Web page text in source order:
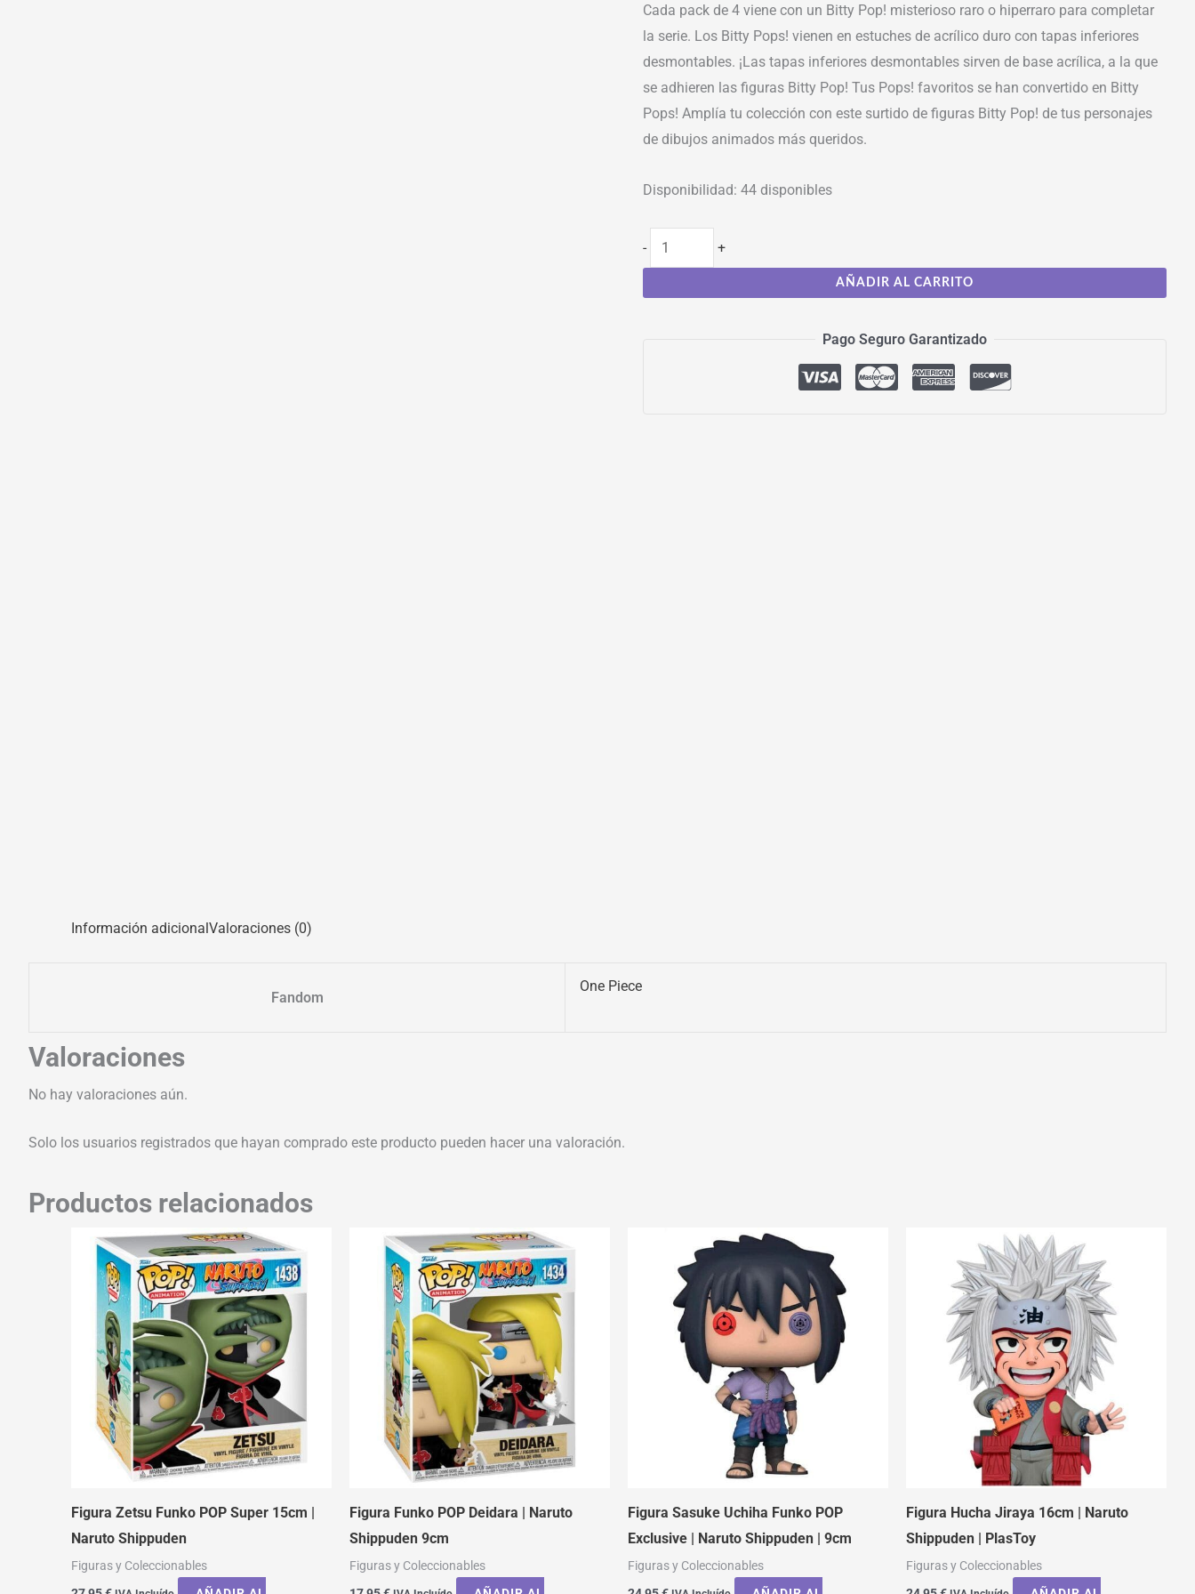
Cada pack de 4 viene con un Bitty Pop! misterioso raro o hiperraro para completar
la serie. Los Bitty Pops! vienen en estuches de acrílico duro con tapas inferiores
desmontables. ¡Las tapas inferiores desmontables sirven de base acrílica, a la que
se adhieren las figuras Bitty Pop! Tus Pops! favoritos se han convertido en Bitty
Pops! Amplía tu colección con este surtido de figuras Bitty Pop! de tus personajes
de dibujos animados más queridos.
Disponibilidad: 44 disponibles
- +
AÑADIR AL CARRITO
Pago Seguro Garantizado
Información adicionalValoraciones (0)
Fandom
One Piece
Valoraciones
No hay valoraciones aún.
Solo los usuarios registrados que hayan comprado este producto pueden hacer una valoración.
Productos relacionados
Figura Zetsu Funko POP Super 15cm |
Naruto Shippuden
Figuras y Coleccionables
Figura Funko POP Deidara | Naruto
Shippuden 9cm
Figuras y Coleccionables
Figura Sasuke Uchiha Funko POP
Exclusive | Naruto Shippuden | 9cm
Figuras y Coleccionables
Figura Hucha Jiraya 16cm | Naruto
Shippuden | PlasToy
Figuras y Coleccionables